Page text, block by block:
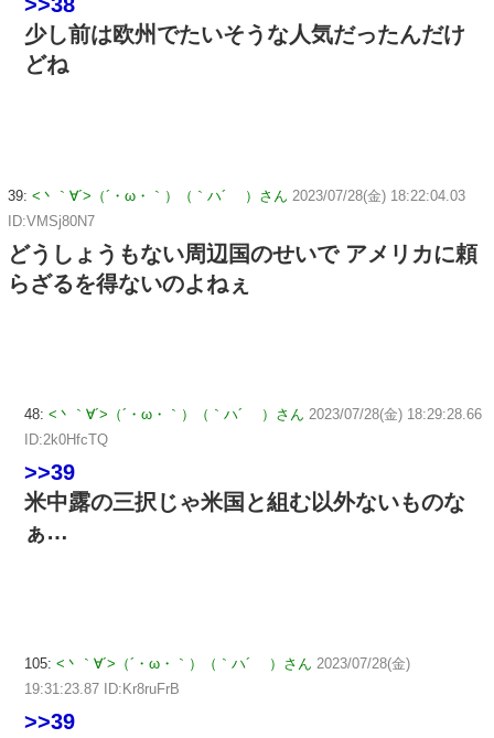
少し前は欧州でたいそうな人気だったんだけ
どね
39: <丶｀∀´>（´・ω・｀）（｀ハ´ ）さん 2023/07/28(金) 18:22:04.03
ID:VMSj80N7
どうしょうもない周辺国のせいで アメリカに頼
らざるを得ないのよねぇ
48: <丶｀∀´>（´・ω・｀）（｀ハ´ ）さん 2023/07/28(金) 18:29:28.66
ID:2k0HfcTQ
>>39
米中露の三択じゃ米国と組む以外ないものな
ぁ…
105: <丶｀∀´>（´・ω・｀）（｀ハ´ ）さん 2023/07/28(金)
19:31:23.87 ID:Kr8ruFrB
>>39